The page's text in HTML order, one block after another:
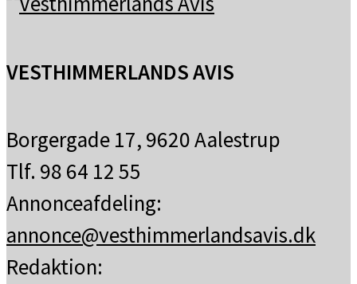
VESTHIMMERLANDS AVIS
Borgergade 17, 9620 Aalestrup
Tlf. 98 64 12 55
Annonceafdeling:
annonce@vesthimmerlandsavis.dk
Redaktion: